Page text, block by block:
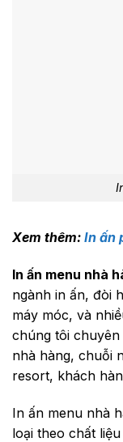
Xem thêm: In ấn
In ấn menu nhà
ngành in ấn, đòi
máy móc, và
chúng tôi
nhà hàng, chuỗi
resort, khách
In ấn menu nhà
loại theo chất